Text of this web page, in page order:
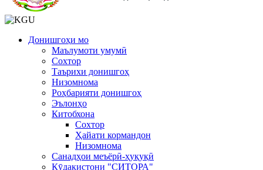
Донишгоҳи мо
Маълумоти умумӣ
Сохтор
Таърихи донишгоҳ
Низомнома
Роҳбарияти донишгоҳ
Эълонҳо
Китобхона
Сохтор
Ҳайати кормандон
Низомнома
Санадҳои меъёрӣ-ҳуқуқӣ
Кӯдакистони "СИТОРА"